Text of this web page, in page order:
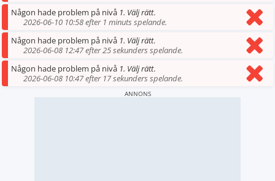
Någon hade problem på nivå 1. Välj rätt.
2026-06-10 10:58 efter 1 minuts spelande.
Någon hade problem på nivå 1. Välj rätt.
2026-06-08 12:47 efter 25 sekunders spelande.
Någon hade problem på nivå 1. Välj rätt.
2026-06-08 10:47 efter 17 sekunders spelande.
ANNONS